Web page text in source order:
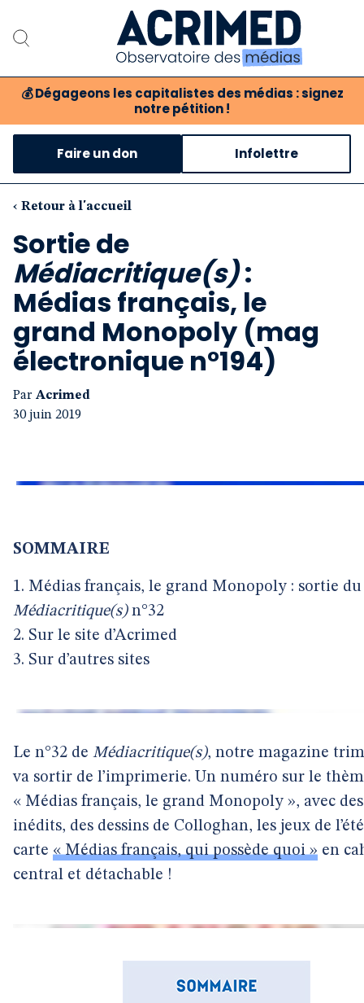
💰 Dégageons les capitalistes des médias : signez
notre pétition !
Notre association
Notre critique des médias
Boutique
Faire un don Infolettre
‹ Retour à l'accueil
Sortie de
Médiacritique(s):
Médias français, le
grand Monopoly (mag
électronique n°194)
Par Acrimed
30 juin 2019
SOMMAIRE
1. Médias français, le grand Monopoly : sortie du
Médiacritique(s)n°32
2. Sur le site d’Acrimed
3. Sur d’autres sites
Le n°32 de Médiacritique(s), notre magazine
va sortir de l’imprimerie. Un numéro sur le
« Médias français, le grand Monopoly », avec
inédits, des dessins de Colloghan, les jeux de
carte « Médias français, qui possède quoi » en
central et détachable !